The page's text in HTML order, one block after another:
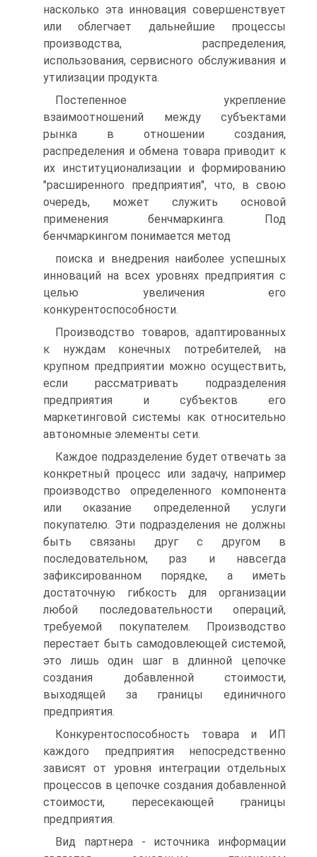
насколько эта инновация совершенствует
или облегчает дальнейшие процессы
производства, распределения,
использования, сервисного обслуживания и
утилизации продукта.
Постепенное укрепление
взаимоотношений между субъектами
рынка в отношении создания,
распределения и обмена товара приводит к
их институционализации и формированию
"расширенного предприятия", что, в свою
очередь, может служить основой
применения бенчмаркинга. Под
бенчмаркингом понимается метод
поиска и внедрения наиболее успешных
инноваций на всех уровнях предприятия с
целью увеличения его
конкурентоспособности.
Производство товаров, адаптированных
к нуждам конечных потребителей, на
крупном предприятии можно осуществить,
если рассматривать подразделения
предприятия и субъектов его
маркетинговой системы как относительно
автономные элементы сети.
Каждое подразделение будет отвечать за
конкретный процесс или задачу, например
производство определенного компонента
или оказание определенной услуги
покупателю. Эти подразделения не должны
быть связаны друг с другом в
последовательном, раз и навсегда
зафиксированном порядке, а иметь
достаточную гибкость для организации
любой последовательности операций,
требуемой покупателем. Производство
перестает быть самодовлеющей системой,
это лишь один шаг в длинной цепочке
создания добавленной стоимости,
выходящей за границы единичного
предприятия.
Конкурентоспособность товара и ИП
каждого предприятия непосредственно
зависят от уровня интеграции отдельных
процессов в цепочке создания добавленной
стоимости, пересекающей границы
предприятия.
Вид партнера - источника информации